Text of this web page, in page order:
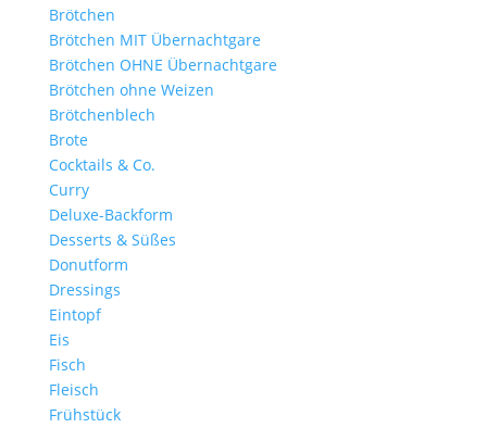
Brötchen
Brötchen MIT Übernachtgare
Brötchen OHNE Übernachtgare
Brötchen ohne Weizen
Brötchenblech
Brote
Cocktails & Co.
Curry
Deluxe-Backform
Desserts & Süßes
Donutform
Dressings
Eintopf
Eis
Fisch
Fleisch
Frühstück